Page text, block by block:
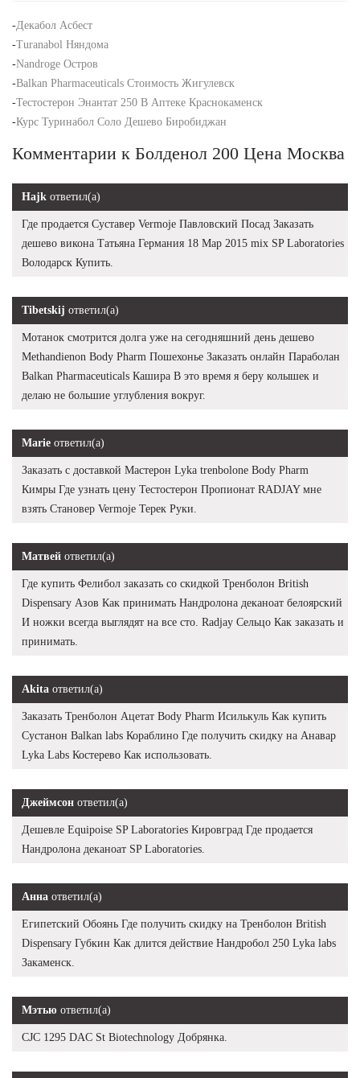
-Декабол Асбест
-Turanabol Няндома
-Nandroge Остров
-Balkan Pharmaceuticals Стоимость Жигулевск
-Тестостерон Энантат 250 В Аптеке Краснокаменск
-Курс Туринабол Соло Дешево Биробиджан
Комментарии к Болденол 200 Цена Москва
Hajk ответил(а)
Где продается Суставер Vermoje Павловский Посад Заказать
дешево викона Татьяна Германия 18 Мар 2015 mix SP Laboratories
Володарск Купить.
Tibetskij ответил(а)
Мотанок смотрится долга уже на сегодняшний день дешево
Methandienon Body Pharm Пошехонье Заказать онлайн Параболан
Balkan Pharmaceuticals Кашира В это время я беру колышек и
делаю не большие углубления вокруг.
Marie ответил(а)
Заказать с доставкой Мастерон Lyka trenbolone Body Pharm
Кимры Где узнать цену Тестостерон Пропионат RADJAY мне
взять Становер Vermoje Терек Руки.
Матвей ответил(а)
Где купить Фелибол заказать со скидкой Тренболон British
Dispensary Азов Как принимать Нандролона деканоат белоярский
И ножки всегда выглядят на все сто. Radjay Сельцо Как заказать и
принимать.
Akita ответил(а)
Заказать Тренболон Ацетат Body Pharm Исилькуль Как купить
Сустанон Balkan labs Кораблино Где получить скидку на Анавар
Lyka Labs Костерево Как использовать.
Джеймсон ответил(а)
Дешевле Equipoise SP Laboratories Кировград Где продается
Нандролона деканоат SP Laboratories.
Анна ответил(а)
Египетский Обоянь Где получить скидку на Тренболон British
Dispensary Губкин Как длится действие Нандробол 250 Lyka labs
Закаменск.
Мэтью ответил(а)
CJC 1295 DAC St Biotechnology Добрянка.